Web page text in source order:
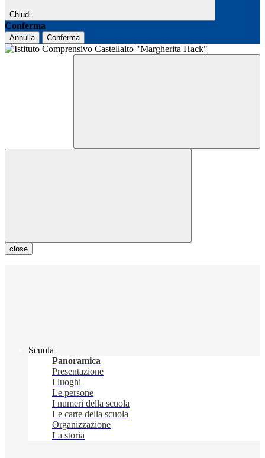
Chiudi
Conferma
Annulla Conferma
close
Scuola
Panoramica
Presentazione
I luoghi
Le persone
I numeri della scuola
Le carte della scuola
Organizzazione
La storia